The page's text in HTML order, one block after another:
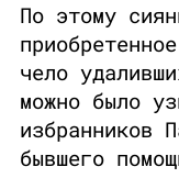
По этому
чело
можно было
избранников
бывшего